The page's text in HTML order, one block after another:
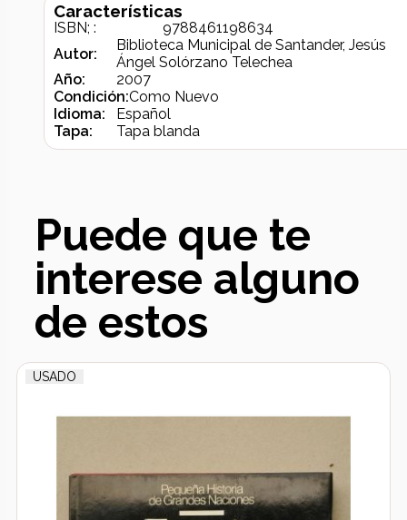
Características
ISBN; :
9788461198634
Autor:
Biblioteca Municipal de Santander, Jesús
Ángel Solórzano Telechea
Año:
2007
Condición:Como Nuevo
Idioma:
Español
Tapa:
Tapa blanda
Puede que te
interese alguno
de estos
USADO